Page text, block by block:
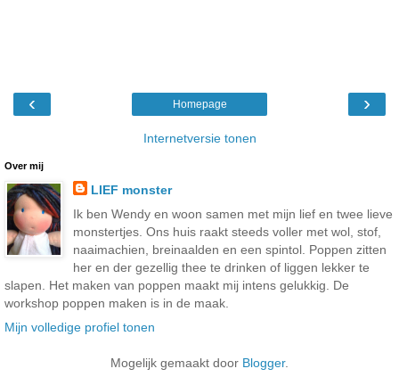
‹ ›
Homepage
Internetversie tonen
Over mij
LIEF monster
Ik ben Wendy en woon samen met mijn lief en twee lieve
monstertjes. Ons huis raakt steeds voller met wol, stof,
naaimachien, breinaalden en een spintol. Poppen zitten
her en der gezellig thee te drinken of liggen lekker te
slapen. Het maken van poppen maakt mij intens gelukkig. De
workshop poppen maken is in de maak.
Mijn volledige profiel tonen
Mogelijk gemaakt door Blogger.